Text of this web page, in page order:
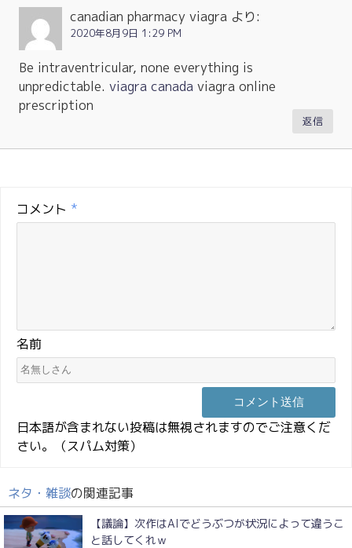
canadian pharmacy viagra より:
2020年8月9日 1:29 PM
Be intraventricular, none everything is
unpredictable. viagra canada viagra online
prescription
返信
コメント *
名前
日本語が含まれない投稿は無視されますのでご注意くだ
さい。（スパム対策）
ネタ・雑談の関連記事
【議論】次作はAIでどうぶつが状況によって違うこ
と話してくれｗ